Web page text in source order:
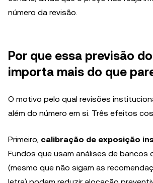
número da revisão.
Por que essa previsão
importa mais do que
O motivo pelo qual revisões
além do número em si. Três efeitos
Primeiro, calibração de exposição
Fundos que usam análises de bancos
(mesmo que não sigam as